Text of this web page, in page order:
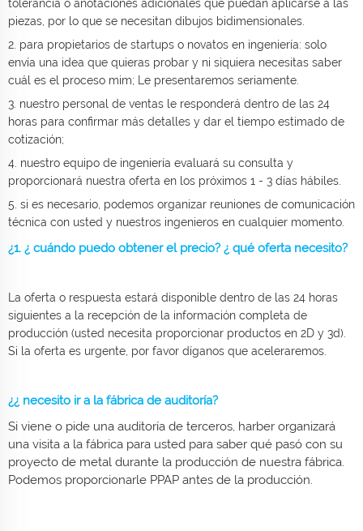
tolerancia o anotaciones adicionales que puedan aplicarse a las
piezas, por lo que se necesitan dibujos bidimensionales.
2. para propietarios de startups o novatos en ingeniería: solo
envía una idea que quieras probar y ni siquiera necesitas saber
cuál es el proceso mim; Le presentaremos seriamente.
3. nuestro personal de ventas le responderá dentro de las 24
horas para confirmar más detalles y dar el tiempo estimado de
cotización;
4. nuestro equipo de ingeniería evaluará su consulta y
proporcionará nuestra oferta en los próximos 1 - 3 días hábiles.
5. si es necesario, podemos organizar reuniones de comunicación
técnica con usted y nuestros ingenieros en cualquier momento.
¿1. ¿ cuándo puedo obtener el precio? ¿ qué oferta necesito?
La oferta o respuesta estará disponible dentro de las 24 horas
siguientes a la recepción de la información completa de
producción (usted necesita proporcionar productos en 2D y 3d).
Si la oferta es urgente, por favor díganos que aceleraremos.
¿¿ necesito ir a la fábrica de auditoría?
Si viene o pide una auditoría de terceros, harber organizará
una visita a la fábrica para usted para saber qué pasó con su
proyecto de metal durante la producción de nuestra fábrica.
Podemos proporcionarle PPAP antes de la producción.